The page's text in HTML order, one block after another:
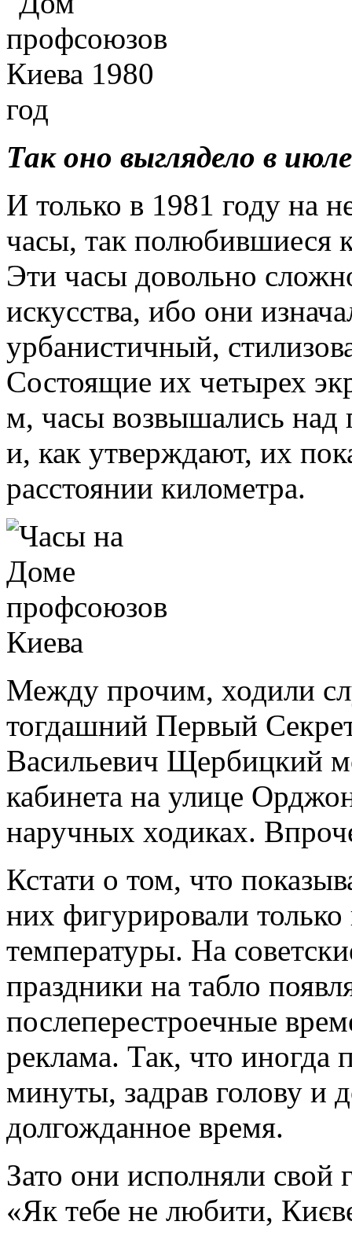
Так оно выглядело в
И только в 1981 году на
часы, так полюбившиеся
Эти часы довольно
искусства, ибо они
урбанистичный,
Состоящие их четырех
м, часы возвышались над
и, как утверждают, их
расстоянии километра.
Между прочим, ходили
тогдашний Первый
Васильевич Щербицкий
кабинета на улице
наручных ходиках.
Кстати о том, что
них фигурировали
температуры. На
праздники на табло
послеперестроечные
реклама. Так, что иногда
минуты, задрав голову и
долгожданное время.
Зато они исполняли
«Як тебе не любити,